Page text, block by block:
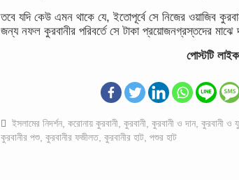
তবে যদি কেউ এমন থাকে যে, ইতোপূর্বে সে নিজের ওয়াজিব
জন্য নফল কুরবানীর পরিবর্তে সে টাকা প্রয়োজনগ্রস্তদের
পোস্টটি
ইসলামের নিদর্শন করোনায় কুরবানী কুরবানী কুরবানী ও দান কুরবানী ও
কুরবানীর পশু কুরবানীর ফজীলত, কুরবানীর হাট পশুর হাট